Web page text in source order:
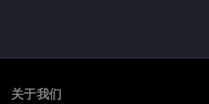
关于我们